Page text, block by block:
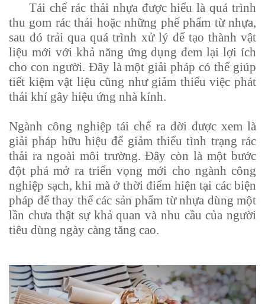
Tái chế rác thải nhựa được hiểu là quá trình
thu gom rác thải hoặc những phế phẩm từ nhựa,
sau đó trải qua quá trình xử lý để tạo thành vật
liệu mới với khả năng ứng dụng đem lại lợi ích
cho con người. Đây là một giải pháp có thể giúp
tiết kiệm vật liệu cũng như giảm thiểu việc phát
thải khí gây hiệu ứng nhà kính.
Ngành công nghiệp tái chế ra đời được xem là
giải pháp hữu hiệu để giảm thiểu tình trạng rác
thải ra ngoài môi trường. Đây còn là một bước
đột phá mở ra triển vọng mới cho ngành công
nghiệp sạch, khi mà ở thời điểm hiện tại các biện
pháp để thay thế các sản phẩm từ nhựa dùng một
lần chưa thật sự khả quan và nhu cầu của người
tiêu dùng ngày càng tăng cao.